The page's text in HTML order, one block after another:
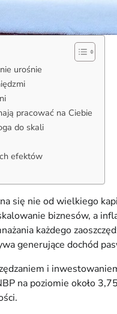
urośnie
pracować na Ciebie
do skali
efektów
się nie od wielkiego
biznesów, a
każdego
generujące dochód
i
na poziomie około